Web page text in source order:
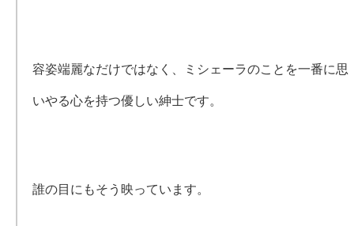
容姿端麗なだけではなく、ミシェーラのことを一番に思
いやる心を持つ優しい紳士です。
誰の目にもそう映っています。